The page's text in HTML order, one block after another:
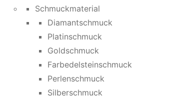
Schmuckmaterial
Diamantschmuck
Platinschmuck
Goldschmuck
Farbedelsteinschmuck
Perlenschmuck
Silberschmuck